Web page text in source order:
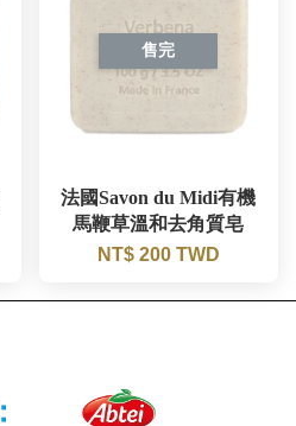
售完
法國Savon du Midi有機
馬鞭草溫和去角質皂
NT$ 200 TWD